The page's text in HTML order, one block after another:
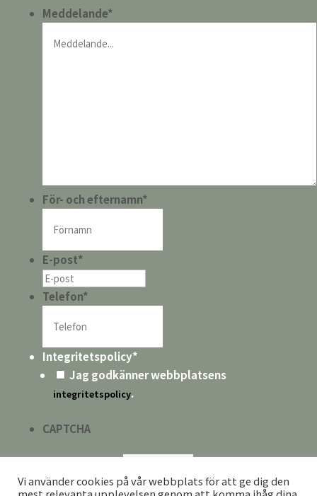
Meddelande*
För- och efternamn*
E-post*
Telefon*
Integritetspolicy*
Jag godkänner webbplatsens
integritetspolicy.
CAPTCHA
Vi använder cookies på vår webbplats för att ge dig den